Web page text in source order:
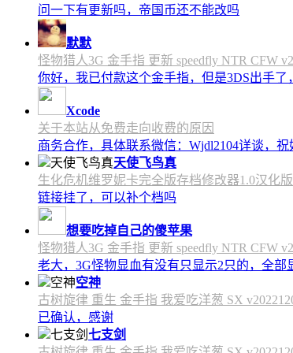
问一下有更新吗，帝国币还不能改吗
默默
怪物猎人3G 金手指 更新 speedfly NTR CFW
你好，我已付款这个金手指，但是3DS出手
Xcode
关于本站从免费走向收费的原因
商务合作，具体联系微信：Wjdl2104详谈，祝
天使飞鸟真
生化危机维罗妮卡完全版存档修改器1.0汉化版
链接挂了，可以补个档吗
想要吃掉自己的傻苹果
怪物猎人3G 金手指 更新 speedfly NTR CFW
老大，3G怪物显血有没有只显示2只的，全部
空神
古树旋律 重生 金手指 我爱吃洋葱 SX
已确认，感谢
七支剑